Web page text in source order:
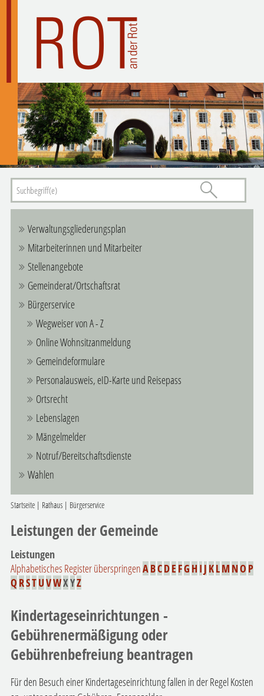
Verwaltungsgliederungsplan
Mitarbeiterinnen und Mitarbeiter
Stellenangebote
Gemeinderat/Ortschaftsrat
Bürgerservice
Wegweiser von A - Z
Online Wohnsitzanmeldung
Gemeindeformulare
Personalausweis, eID-Karte und Reisepass
Ortsrecht
Lebenslagen
Mängelmelder
Notruf/Bereitschaftsdienste
Wahlen
Startseite| Rathaus| Bürgerservice
Leistungen der Gemeinde
Leistungen
Alphabetisches Register überspringenABCDE FG H I J KLM NO P
Q RSTUVWXYZ
Kindertageseinrichtungen -
Gebührenermäßigung oder
Gebührenbefreiung beantragen
Für den Besuch einer Kindertageseinrichtung fallen in der Regel Kosten